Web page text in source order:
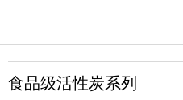
食品级活性炭系列